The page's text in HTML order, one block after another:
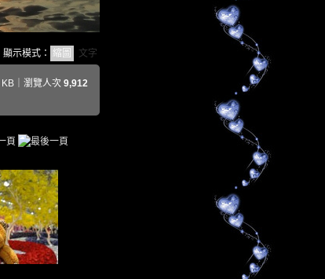
顯示模式： 縮圖 文字
KB｜瀏覽人次 9,912